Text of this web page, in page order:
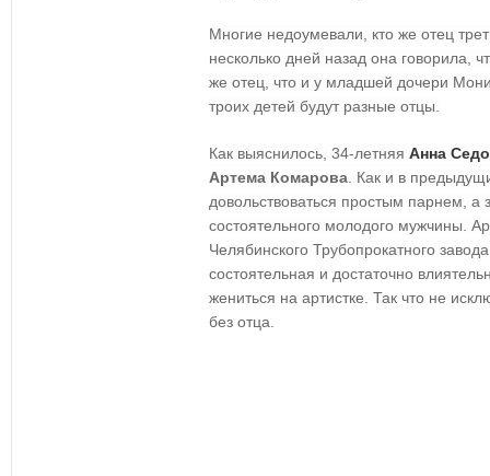
Многие недоумевали, кто же отец
несколько дней назад она говорила,
же отец, что и у младшей дочери
троих детей будут разные отцы.
Как выяснилось, 34-летняя Анна
Артема Комарова . Как и в
довольствоваться простым парнем, а
состоятельного молодого мужчины.
Челябинского Трубопрокатного завода
состоятельная и достаточно
жениться на артистке. Так что не
без отца.